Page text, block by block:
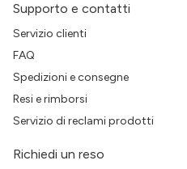
Supporto e contatti
Servizio clienti
FAQ
Spedizioni e consegne
Resi e rimborsi
Servizio di reclami prodotti
Richiedi un reso